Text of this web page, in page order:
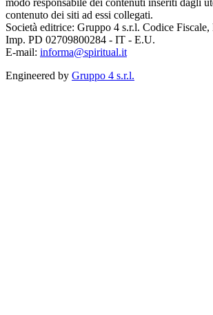
contenuto dei siti ad essi collegati.
Società editrice: Gruppo 4 s.r.l. Codice
Imp. PD 02709800284 - IT - E.U.
E-mail: informa@spiritual.it
Engineered by Gruppo 4 s.r.l.